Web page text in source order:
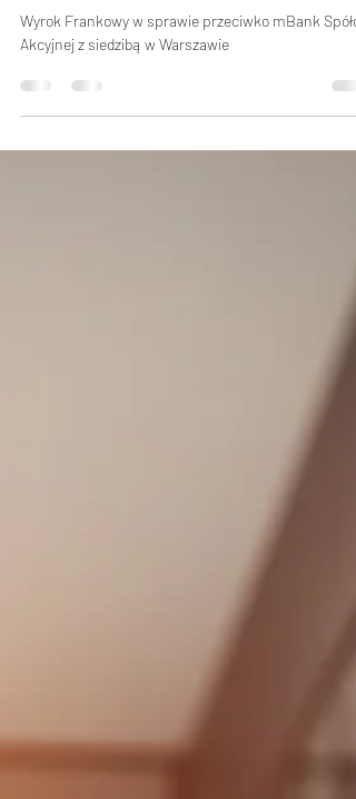
w Warszawie
Wyrok Frankowy w sprawie przeciwko mBank
Akcyjnej z siedzibą w Warszawie